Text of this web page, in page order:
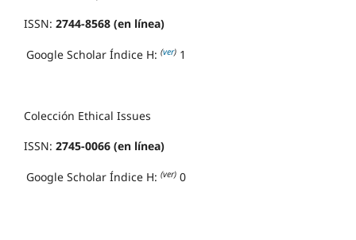
ISSN: 2744-8568 (en línea)
Google Scholar Índice H: (ver) 1
Colección Ethical Issues
ISSN: 2745-0066 (en línea)
Google Scholar Índice H: (ver) 0